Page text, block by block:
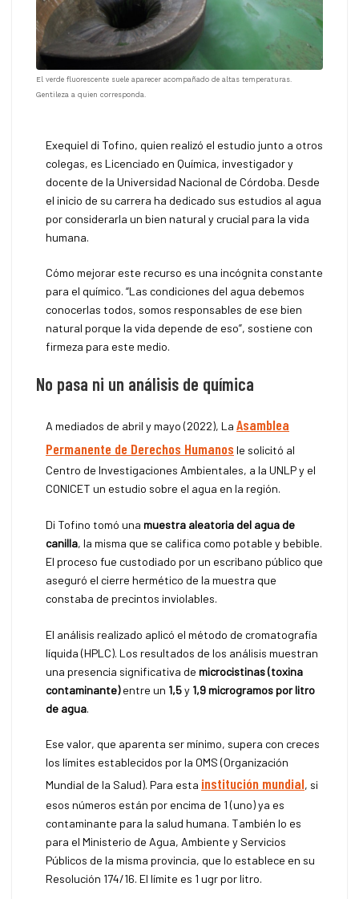
El verde fluorescente suele aparecer acompañado de altas temperaturas.
Gentileza a quien corresponda.
Exequiel di Tofino, quien realizó el estudio junto a otros
colegas, es Licenciado en Química, investigador y
docente de la Universidad Nacional de Córdoba. Desde
el inicio de su carrera ha dedicado sus estudios al agua
por considerarla un bien natural y crucial para la vida
humana.
Cómo mejorar este recurso es una incógnita constante
para el químico. “Las condiciones del agua debemos
conocerlas todos, somos responsables de ese bien
natural porque la vida depende de eso”, sostiene con
firmeza para este medio.
No pasa ni un análisis de química
A mediados de abril y mayo (2022), La Asamblea
Permanente de Derechos Humanos le solicitó al
Centro de Investigaciones Ambientales, a la UNLP y el
CONICET un estudio sobre el agua en la región.
Di Tofino tomó una muestra aleatoria del agua de
canilla, la misma que se califica como potable y bebible.
El proceso fue custodiado por un escribano público que
aseguró el cierre hermético de la muestra que
constaba de precintos inviolables.
El análisis realizado aplicó el método de cromatografía
líquida (HPLC). Los resultados de los análisis muestran
una presencia significativa de microcistinas (toxina
contaminante)entre un 1,5y 1,9 microgramos por litro
de agua.
Ese valor, que aparenta ser mínimo, supera con creces
los límites establecidos por la OMS (Organización
Mundial de la Salud). Para esta institución mundial, si
esos números están por encima de 1 (uno) ya es
contaminante para la salud humana. También lo es
para el Ministerio de Agua, Ambiente y Servicios
Públicos de la misma provincia, que lo establece en su
Resolución 174/16. El límite es 1 ugr por litro.